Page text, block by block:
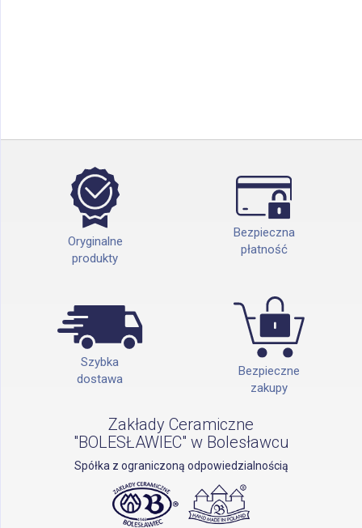
Oryginalne
produkty
Bezpieczna
płatność
Szybka
dostawa
Bezpieczne
zakupy
Zakłady Ceramiczne
"BOLESŁAWIEC" w Bolesławcu
Spółka z ograniczoną odpowiedzialnością